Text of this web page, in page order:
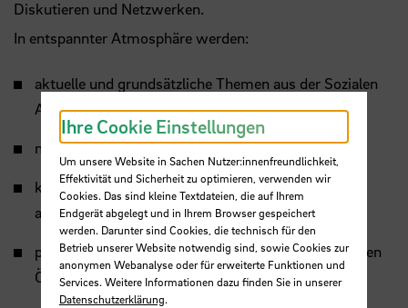
Diskutieren und Netzwerken.
In entspannter Atmosphäre werden:
aktuelle und grundsätzliche Themen aus der Sozialen
Arbeit verhandelt
neue Bücher vorgestellt
kontroverse Fragen aus der Praxis Sozialer Arbeit
aufgegriffen
praxisbezogene Forschungsergebnisse einer breiteren
Öffentlichkeit vorgestellt
Ihre Cookie Einstellungen
Um unsere Website in Sachen Nutzer:innenfreundlichkeit,
Effektivität und Sicherheit zu optimieren, verwenden wir
Cookies. Das sind kleine Textdateien, die auf Ihrem
Endgerät abgelegt und in Ihrem Browser gespeichert
werden. Darunter sind Cookies, die technisch für den
Betrieb unserer Website notwendig sind, sowie Cookies zur
anonymen Webanalyse oder für erweiterte Funktionen und
Services. Weitere Informationen dazu finden Sie in unserer
Datenschutzerklärung.